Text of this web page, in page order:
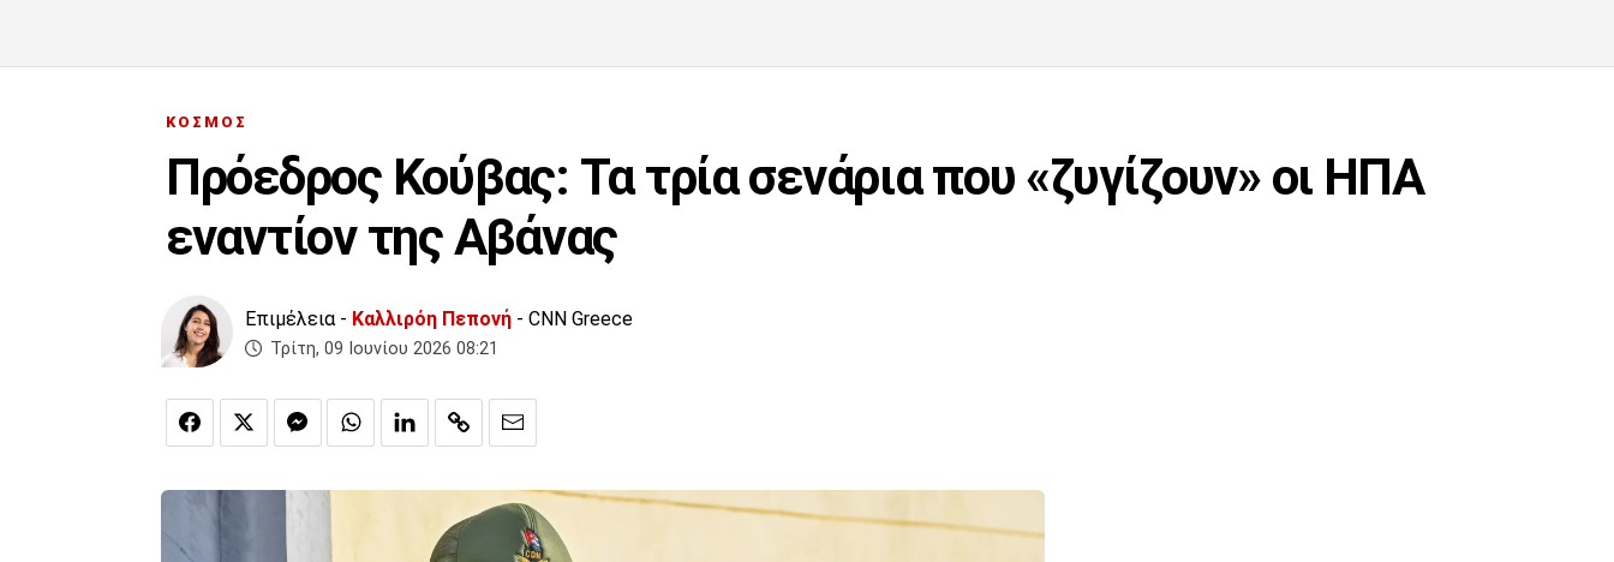
ΚΟΣΜΟΣ
Πρόεδρος Κούβας: Τα τρία σενάρια που «ζυγίζουν» οι ΗΠΑ
εναντίον της Αβάνας
Επιμέλεια - Καλλιρόη Πεπονή - CNN Greece
Τρίτη, 09 Ιουνίου 2026 08:21